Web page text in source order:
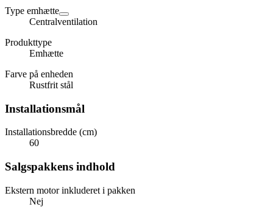
Type emhætte
Centralventilation
Produkttype
Emhætte
Farve på enheden
Rustfrit stål
Installationsmål
Installationsbredde (cm)
60
Salgspakkens indhold
Ekstern motor inkluderet i pakken
Nej